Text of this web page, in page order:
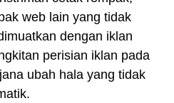
web lain yang tidak
dengan iklan
perisian iklan pada
ubah hala yang tidak